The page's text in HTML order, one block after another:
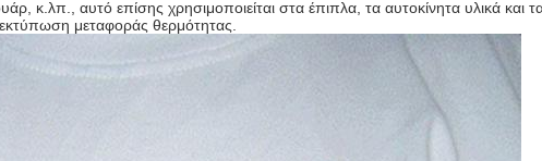
κ.λπ., αυτό επίσης χρησιμοποιείται στα έπιπλα, τα αυτοκίνητα υλικά και τα
μεταφοράς θερμότητας.